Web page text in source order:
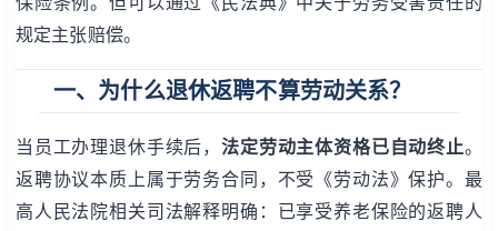
规定主张赔偿。
一、为什么退休返聘不算劳动关系？
当员工办理退休手续后，法定劳动主体资格已自动终止。
返聘协议本质上属于劳务合同，不受《劳动法》保护。最
高人民法院相关司法解释明确：已享受养老保险的返聘人